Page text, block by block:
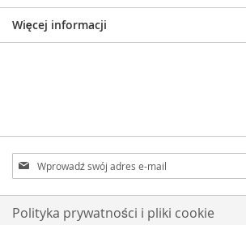
Więcej informacji
Subskrybuj
nasz
newsletter:
Polityka prywatności i pliki cookie